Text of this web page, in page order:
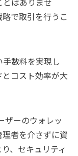
で取引を行うこ
数料を実現し
コスト効率が大
ザーのウォレッ
者を介さずに資
、セキュリティ